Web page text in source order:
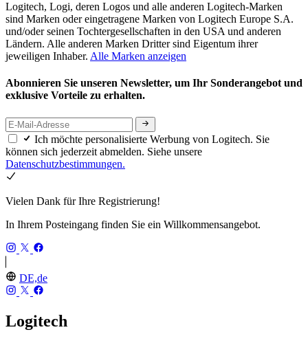
Logitech, Logi, deren Logos und alle anderen Logitech-Marken
sind Marken oder eingetragene Marken von Logitech Europe S.A.
und/oder seinen Tochtergesellschaften in den USA und anderen
Ländern. Alle anderen Marken Dritter sind Eigentum ihrer
jeweiligen Inhaber. Alle Marken anzeigen
Abonnieren Sie unseren Newsletter, um Ihr Sonderangebot und
exklusive Vorteile zu erhalten.
Ich möchte personalisierte Werbung von Logitech. Sie
können sich jederzeit abmelden. Siehe unsere
Datenschutzbestimmungen.
Vielen Dank für Ihre Registrierung!
In Ihrem Posteingang finden Sie ein Willkommensangebot.
DE,de
Logitech